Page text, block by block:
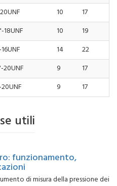
10
17
18UNF 10
19
14
22
20UNF 9
17
9 17
utili
funzionamento,
di misura della pressione dei